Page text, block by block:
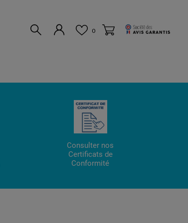
0
Consulter nos
Certificats de
Conformité